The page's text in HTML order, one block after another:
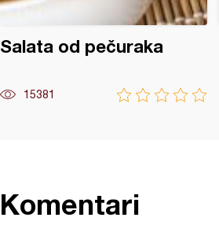
Salata od pečuraka
15381
Komentari